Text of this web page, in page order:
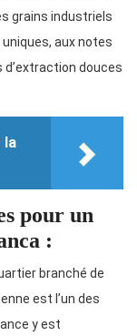
grains industriels
aux notes
douces
la
pour un
:
branché de
est l’un des
y est